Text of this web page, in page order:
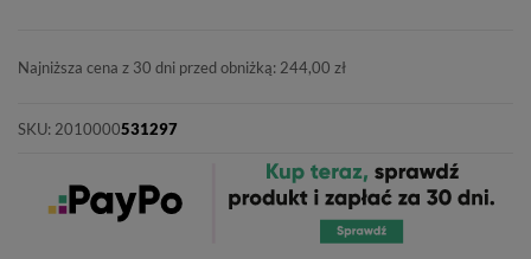
Najniższa cena z 30 dni przed obniżką: 244,00 zł
SKU: 2010000531297